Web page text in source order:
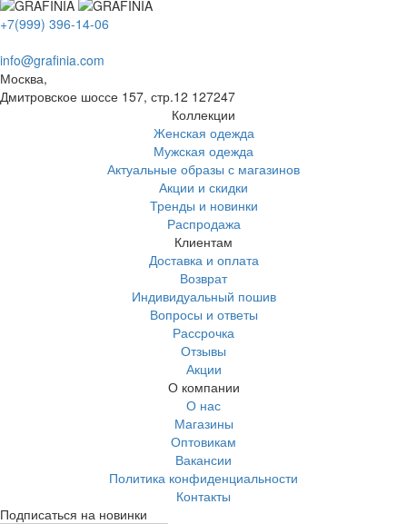
+7(999) 396-14-06
info@grafinia.com
Москва,
Дмитровское шоссе 157, стр.12 127247
Коллекции
Женская одежда
Мужская одежда
Актуальные образы с магазинов
Акции и скидки
Тренды и новинки
Распродажа
Клиентам
Доставка и оплата
Возврат
Индивидуальный пошив
Вопросы и ответы
Рассрочка
Отзывы
Акции
О компании
О нас
Магазины
Оптовикам
Вакансии
Политика конфиденциальности
Контакты
Подписаться на новинки